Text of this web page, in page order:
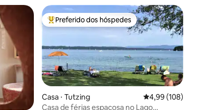
Entre os melhores preferidos dos hóspedes
Preferido dos hóspedes
Casa ⋅ Tutzing 4,99 de uma avaliação
4,99 (108)
Casa de férias espaçosa no Lago